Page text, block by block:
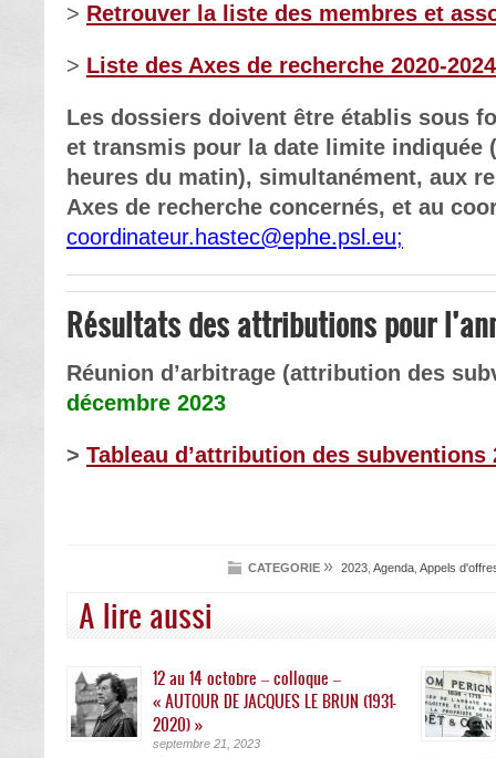
> Retrouver la liste des membres et
> Liste des Axes de recherche 2020-2024
Les dossiers doivent être établis sous
et transmis pour la date limite indiquée
heures du matin), simultanément, aux
Axes de recherche concernés, et au
coordinateur.hastec@ephe.psl.eu;
Résultats des attributions pour
Réunion d’arbitrage (attribution des
décembre 2023
> Tableau d’attribution des subventions
CATEGORIE » 2023 Agenda Appels
A lire aussi
12 au 14 octobre – colloque –
« AUTOUR DE JACQUES LE BRUN (1931-
2020) »
septembre 21, 2023